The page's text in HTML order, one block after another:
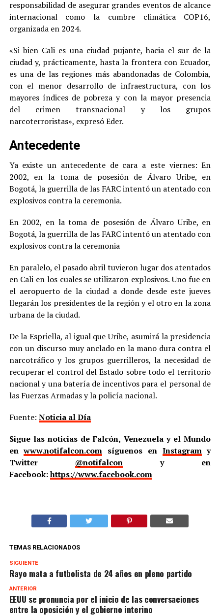
responsabilidad de asegurar grandes eventos de alcance
internacional como la cumbre climática COP16,
organizada en 2024.
«Si bien Cali es una ciudad pujante, hacia el sur de la
ciudad y, prácticamente, hasta la frontera con Ecuador,
es una de las regiones más abandonadas de Colombia,
con el menor desarrollo de infraestructura, con los
mayores índices de pobreza y con la mayor presencia
del crimen transnacional y los grupos
narcoterroristas», expresó Eder.
Antecedente
Ya existe un antecedente de cara a este viernes: En
2002, en la toma de posesión de Álvaro Uribe, en
Bogotá, la guerrilla de las FARC intentó un atentado con
explosivos contra la ceremonia.
En 2002, en la toma de posesión de Álvaro Uribe, en
Bogotá, la guerrilla de las FARC intentó un atentado con
explosivos contra la ceremonia
En paralelo, el pasado abril tuvieron lugar dos atentados
en Cali en los cuales se utilizaron explosivos. Uno fue en
el aeropuerto de la ciudad a donde desde este jueves
llegarán los presidentes de la región y el otro en la zona
urbana de la ciudad.
De la Espriella, al igual que Uribe, asumirá la presidencia
con un discurso muy anclado en la mano dura contra el
narcotráfico y los grupos guerrilleros, la necesidad de
recuperar el control del Estado sobre todo el territorio
nacional y una batería de incentivos para el personal de
las Fuerzas Armadas y la policía nacional.
Fuente: Noticia al Día
Sigue las noticias de Falcón, Venezuela y el Mundo
enwww.notifalcon.com síguenos en Instagramy
Twitter @notifalcony en
Facebook:https://www.facebook.com
TEMAS RELACIONADOS
SIGUIENTE
Rayo mata a futbolista de 24 años en pleno partido
ANTERIOR
EEUU se pronuncia por el inicio de las conversaciones
entre la oposición y el gobierno interino